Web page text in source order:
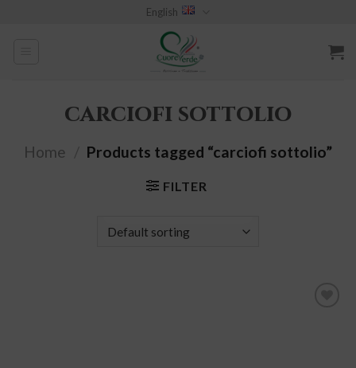
English
carciofi sottolio
Home Products tagged “carciofi sottolio”
FILTER